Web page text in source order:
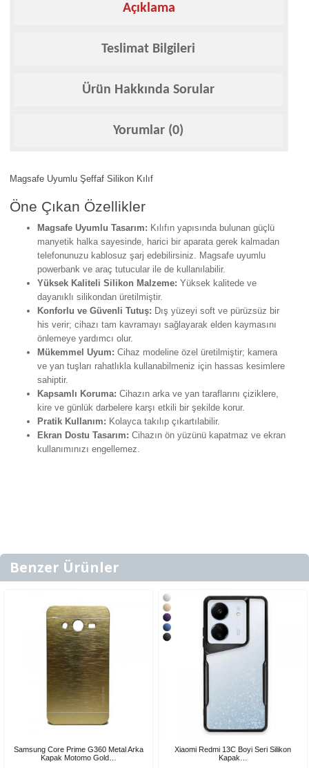
Açıklama
Teslimat Bilgileri
Ürün Hakkında Sorular
Yorumlar (0)
Magsafe Uyumlu Şeffaf Silikon Kılıf
Öne Çıkan Özellikler
Magsafe Uyumlu Tasarım: Kılıfın yapısında bulunan güçlü
manyetik halka sayesinde, harici bir aparata gerek kalmadan
telefonunuzu kablosuz şarj edebilirsiniz. Magsafe uyumlu
powerbank ve araç tutucular ile de kullanılabilir.
Yüksek Kaliteli Silikon Malzeme: Yüksek kalitede ve
dayanıklı silikondan üretilmiştir.
Konforlu ve Güvenli Tutuş: Dış yüzeyi soft ve pürüzsüz bir
his verir; cihazı tam kavramayı sağlayarak elden kaymasını
önlemeye yardımcı olur.
Mükemmel Uyum: Cihaz modeline özel üretilmiştir; kamera
ve yan tuşları rahatlıkla kullanabilmeniz için hassas kesimlere
sahiptir.
Kapsamlı Koruma: Cihazın arka ve yan taraflarını çiziklere,
kire ve günlük darbelere karşı etkili bir şekilde korur.
Pratik Kullanım: Kolayca takılıp çıkartılabilir.
Ekran Dostu Tasarım: Cihazın ön yüzünü kapatmaz ve ekran
kullanımınızı engellemez.
Benzer Ürünler
Samsung Core Prime G360 Metal Arka
Kapak Motomo Gold…
Xiaomi Redmi 13C Boyi Seri Silikon
Kapak…